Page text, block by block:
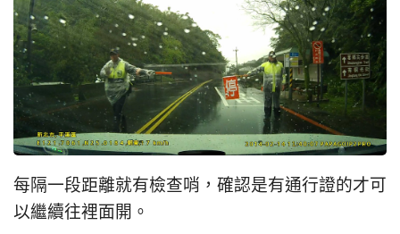
每隔一段距離就有檢查哨，確認是有通行證的才可
以繼續往裡面開。